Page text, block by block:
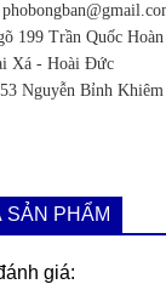
199 Trần Quốc Hoàn
Xá - Hoài Đức
53 Nguyễn Bỉnh Khiêm
SẢN PHẨM
giá: